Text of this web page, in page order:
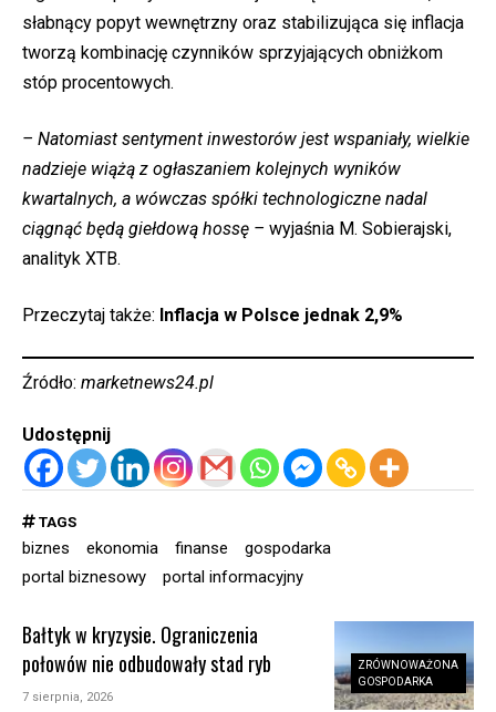
słabnący popyt wewnętrzny oraz stabilizująca się inflacja
tworzą kombinację czynników sprzyjających obniżkom
stóp procentowych.
– Natomiast sentyment inwestorów jest wspaniały, wielkie
nadzieje wiążą z ogłaszaniem kolejnych wyników
kwartalnych, a wówczas spółki technologiczne nadal
ciągnąć będą giełdową hossę – wyjaśnia M. Sobierajski,
analityk XTB.
Przeczytaj także: Inflacja w Polsce jednak 2,9%
Źródło: marketnews24.pl
Udostępnij
TAGS
biznes ekonomia finanse
gospodarka
portal biznesowy
portal informacyjny
ZRÓWNOWAŻONA
GOSPODARKA
Bałtyk w kryzysie. Ograniczenia
połowów nie odbudowały stad ryb
7 sierpnia, 2026